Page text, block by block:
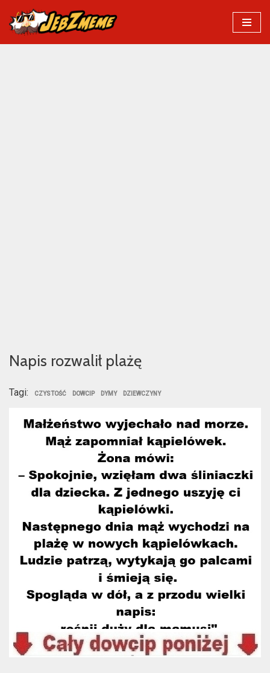
Przejdź
do
Napis rozwalił plażę
Tagi: CZYSTOŚĆ DOWCIP DYMY DZIEWCZYNY